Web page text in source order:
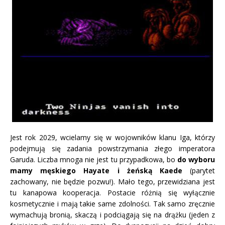
Jest rok 2029, wcielamy się w wojowników klanu Iga, którzy
podejmują się zadania powstrzymania złego imperatora
Garuda. Liczba mnoga nie jest tu przypadkowa, bo do wyboru
mamy męskiego Hayate i żeńską Kaede (parytet
zachowany, nie będzie pozwu!). Mało tego, przewidziana jest
tu kanapowa kooperacja. Postacie różnią się wyłącznie
kosmetycznie i mają takie same zdolności. Tak samo zręcznie
wymachują bronią, skaczą i podciągają się na drążku (jeden z